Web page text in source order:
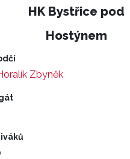
HK Bystřice pod
Hostýnem
Zbyněk